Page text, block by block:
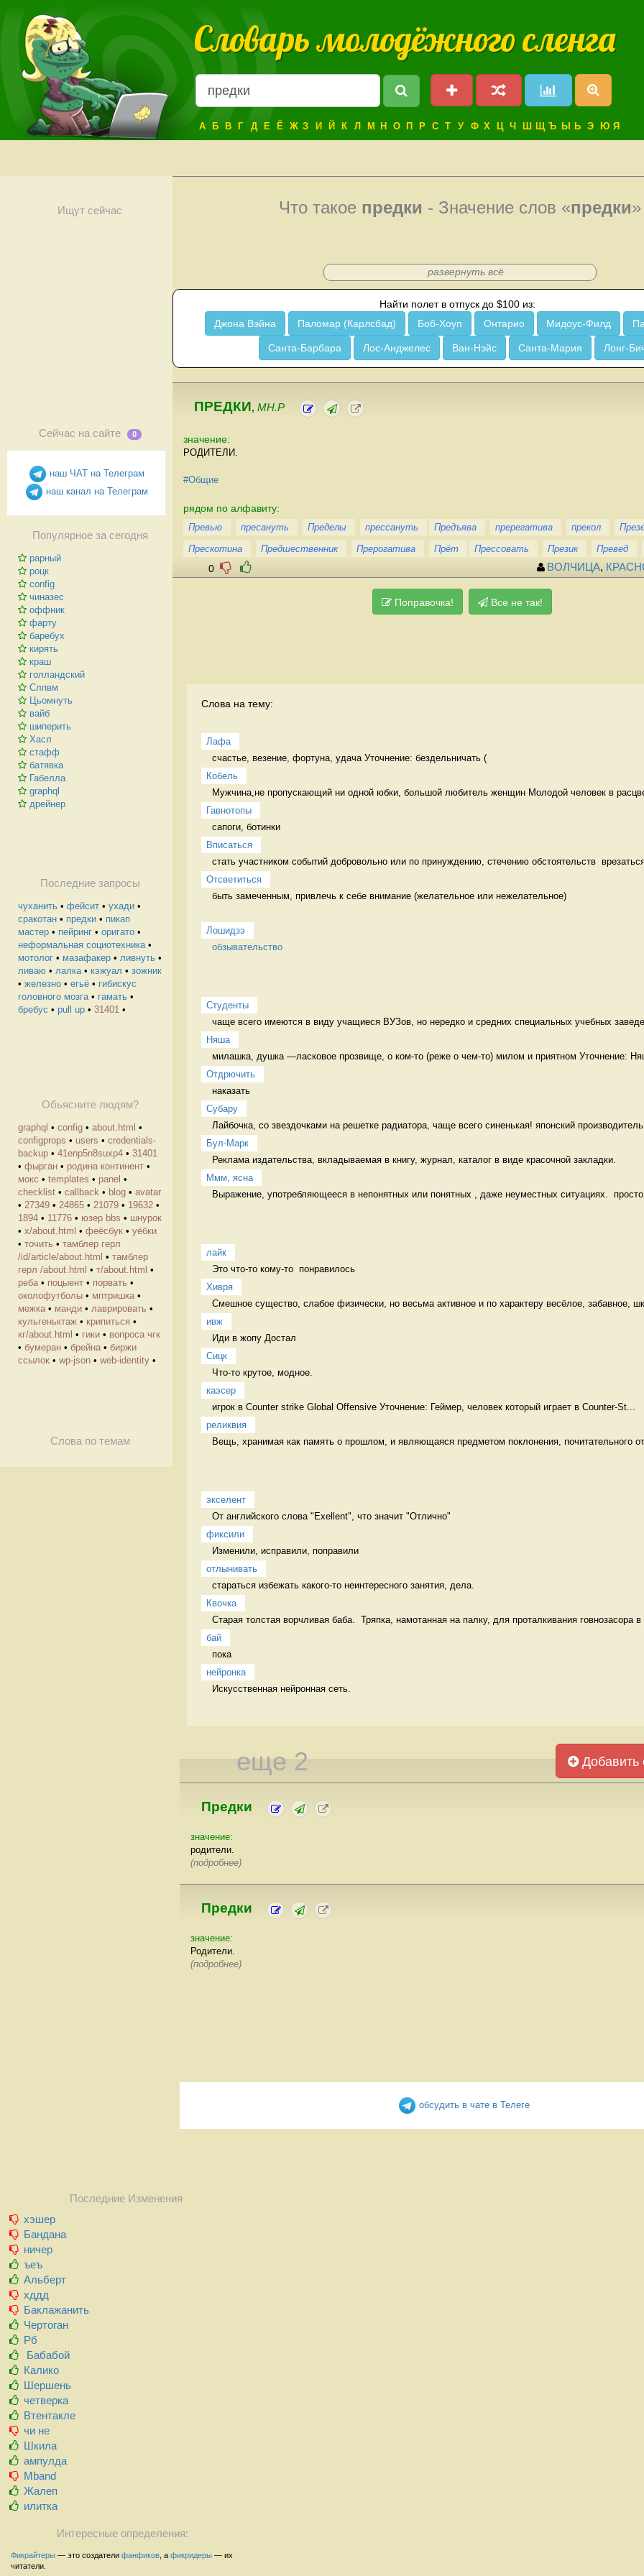
Словарь молодёжного сленга
А Б В Г Д Е Ё Ж З И Й К Л М Н О П Р С Т У Ф Х Ц Ч Ш Щ Ъ Ы Ь Э Ю Я
Ищут сейчас
Сейчас на сайте 0
наш ЧАТ на Телеграм
наш канал на Телеграм
Популярное за сегодня
рарный
роцк
config
чиназес
оффник
фарту
баребух
кирять
краш
голландский
Слпвм
Цьомнуть
вайб
шиперить
Хасл
стафф
батявка
Габелла
graphql
дрейнер
Последние запросы
чуханить • фейсит • ухади •
сракотан • предки • пикап
мастер • пейринг • оригато •
неформальная социотехника•
мотолог • мазафакер • ливнуть •
ливаю • лалка• кэжуал • зожник
• железно • егьё • гибискус
головного мозга• гамать •
бребус • pull up • 31401 •
Обьясните людям?
graphql • config • about.html •
configprops • users • credentials-
backup • 41enp5n8suxp4 • 31401
• фырган • родина континент •
мокс • templates • panel •
checklist • callback • blog • avatar
• 27349 • 24865 • 21079 • 19632 •
1894 • 11776 • юзер bbs • шнурок
• х/about.html • феёсбук • уёбки
• точить • тамблер герл
/id/article/about.html • тамблер
герл /about.html • т/about.html •
реба • поцыент • порвать •
околофутболы • мптришка •
межка • манди • лаврировать •
кульгеньктаж • крипиться •
кг/about.html • гики • вопроса чгк
• бумеран • брейна • биржи
ссылок • wp-json • web-identity •
Слова по темам
Что такое предки - Значение слов «предки»
развернуть всё
Найти полет в отпуск до $100 из:
Джона Вэйна
Паломар (Карлсбад) Боб-Хоуп Онтарио Мидоус-Филд
Санта-Барбара Лос-Анджелес Ван-Нэйс Санта-Мария Лонг-
ПРЕДКИ, МН.Р
значение:
РОДИТЕЛИ.
#Общие
рядом по алфавиту:
Превью пресануть Пределы прессануть Предъява пререгатива прекол
Прескотина
Предшественник Прерогатива Прёт Прессовать Презик Превед
0 ВОЛЧИЦА,
Поправочка! Все не так!
Слова на тему:
Лафа
счастье, везение, фортуна, удача Уточнение: бездельничать (
Кобель
Мужчина,не пропускающий ни одной юбки, большой любитель женщин Молодой человек в
Гавнотопы
сапоги, ботинки
Вписаться
стать участником событий добровольно или по принуждению, стечению обстоятельств
Отсветиться
быть замеченным, привлечь к себе внимание (желательное или нежелательное)
Лошидзэ
обзывательство
Студенты
чаще всего имеются в виду учащиеся ВУЗов, но нередко и средних специальных учебных
Няша
милашка, душка —ласковое прозвище, о ком-то (реже о чем-то) милом и приятном Уточнение:
Отдрючить
наказать
Cубару
Лайбочка, со звездочками на решетке радиатора, чаще всего синенькая! японский производитель
Бул-Марк
Реклама издательства, вкладываемая в книгу, журнал, каталог в виде красочной закладки.
Ммм, ясна
Выражение, употребляющееся в непонятных или понятных , даже неуместных ситуациях.  просто
лайк
Это что-то кому-то  понравилось
Хивря
Смешное существо, слабое физически, но весьма активное и по характеру весёлое, забавное,
ивж
Иди в жопу Достал
Сицк
Что-то крутое, модное.
каэсер
игрок в Counter strike Global Offensive Уточнение: Геймер, человек который играет в Counter-St...
реликвия
Вещь, хранимая как память о прошлом, и являющаяся предметом поклонения, почитательного
экселент
От английского слова "Exellent", что значит "Отлично"
фиксили
Изменили, исправили, поправили
отлынивать
стараться избежать какого-то неинтересного занятия, дела.
Квочка
Старая толстая ворчливая баба.  Тряпка, намотанная на палку, для проталкивания говнозасора в
бай
пока
нейронка
Искусственная нейронная сеть.
еще 2 Добавить
Предки
значение:
родители.
(подробнее)
Предки
значение:
Родители.
(подробнее)
обсудить в чате в Телеге
Последние Изменения
хэшер
Бандана
ничер
ъеъ
Альберт
хддд
Баклажанить
Чертоган
Рб
Бабабой
Калико
Шершень
четверка
Втентакле
чи не
Шкила
ампулда
Mband
Жалеп
илитка
Интересные определения:
Фикрайтеры — это создатели фанфиков , а фикридеры — их
читатели.